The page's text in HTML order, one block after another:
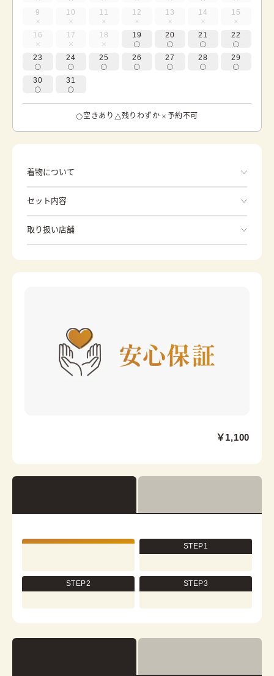
9 10 11 12 13 14 15
16 17 18 19 20 21 22
23 24 25 26 27 28 29
30 31
空きあり 残りわずか 予約不可
着物について
セット内容
取り扱い店舗
大阪市中央区心斎橋筋2-3-27 心央ビル3階
￥1,100
STEP1
STEP2 STEP3